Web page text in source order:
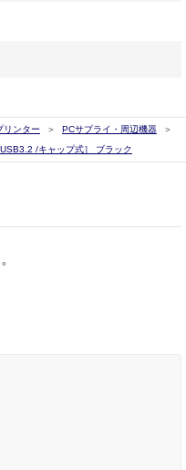
リンター
PCサプライ・周辺機器
/キャップ式］ ブラック